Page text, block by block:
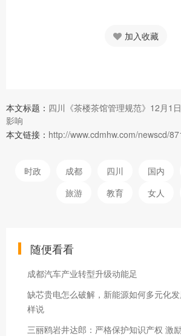
加入收藏
本文标题： 四川《茶楼茶馆管理规范》12月1
影响
本文链接： http://www.cdmhw.com/newscd/
时政 成都 四川 国内
旅游
教育 女人
随便看看
成都汽车产业转型升级动能足
缺芯贵电怎么破解，新能源如何多元化
样说
三丽鸥岩井达郎：严格保护知识产权 激